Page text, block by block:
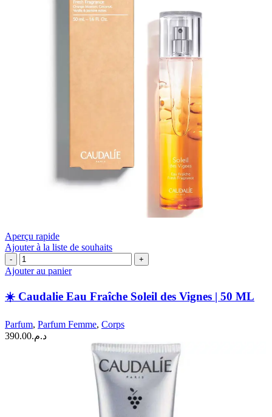
Aperçu rapide
Ajouter à la liste de souhaits
quantité
de
Caudalie
Soleil
des
Ajouter au panier
☀️ Caudalie Eau Fraîche Soleil des Vignes | 50 ML
Parfum, Parfum Femme, Corps
د.م.390.00